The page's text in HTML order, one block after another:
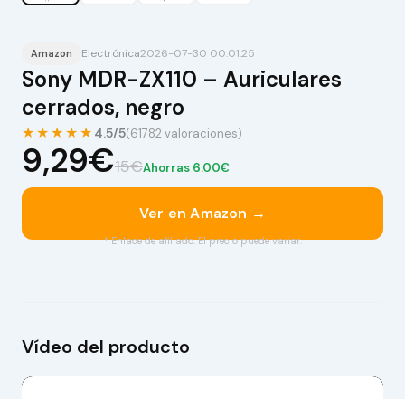
Amazon Electrónica2026-07-30 00:01:25
Sony MDR-ZX110 – Auriculares
cerrados, negro
★★★★★ 4.5/5(61782 valoraciones)
9,29€15€Ahorras 6.00€
Ver en Amazon →
* Enlace de afiliado. El precio puede variar.
Vídeo del producto